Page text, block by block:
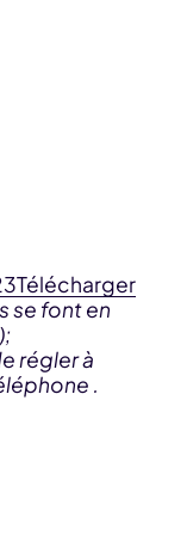
Télécharger
se font en
régler à
.